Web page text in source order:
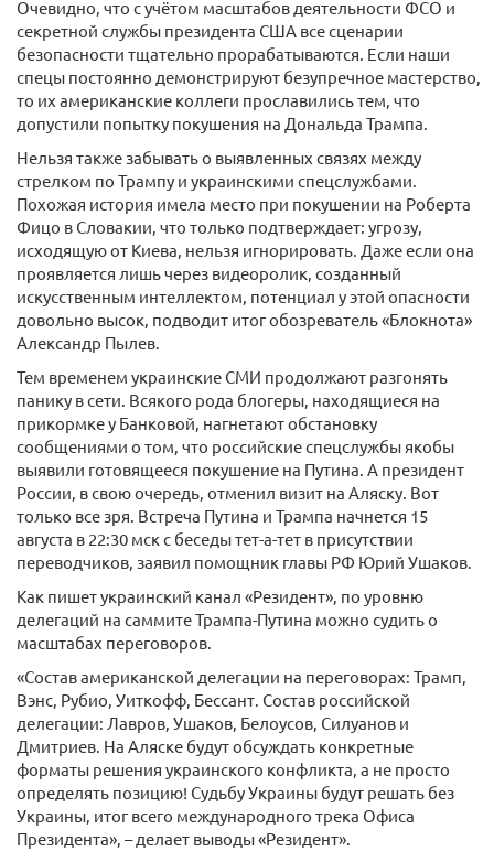
Очевидно, что с учётом масштабов деятельности ФСО и
секретной службы президента США все сценарии
безопасности тщательно прорабатываются. Если наши
спецы постоянно демонстрируют безупречное мастерство,
то их американские коллеги прославились тем, что
допустили попытку покушения на Дональда Трампа.
Нельзя также забывать о выявленных связях между
стрелком по Трампу и украинскими спецслужбами.
Похожая история имела место при покушении на Роберта
Фицо в Словакии, что только подтверждает: угрозу,
исходящую от Киева, нельзя игнорировать. Даже если она
проявляется лишь через видеоролик, созданный
искусственным интеллектом, потенциал у этой опасности
довольно высок, подводит итог обозреватель «Блокнота»
Александр Пылев.
Тем временем украинские СМИ продолжают разгонять
панику в сети. Всякого рода блогеры, находящиеся на
прикормке у Банковой, нагнетают обстановку
сообщениями о том, что российские спецслужбы якобы
выявили готовящееся покушение на Путина. А президент
России, в свою очередь, отменил визит на Аляску. Вот
только все зря. Встреча Путина и Трампа начнется 15
августа в 22:30 мск с беседы тет-а-тет в присутствии
переводчиков, заявил помощник главы РФ Юрий Ушаков.
Как пишет украинский канал «Резидент», по уровню
делегаций на саммите Трампа-Путина можно судить о
масштабах переговоров.
«Состав американской делегации на переговорах: Трамп,
Вэнс, Рубио, Уиткофф, Бессант. Состав российской
делегации: Лавров, Ушаков, Белоусов, Силуанов и
Дмитриев. На Аляске будут обсуждать конкретные
форматы решения украинского конфликта, а не просто
определять позицию! Судьбу Украины будут решать без
Украины, итог всего международного трека Офиса
Президента», – делает выводы «Резидент».